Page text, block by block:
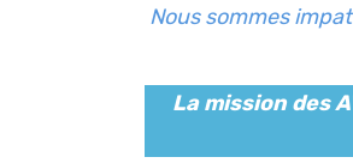
Nous sommes
La mission des